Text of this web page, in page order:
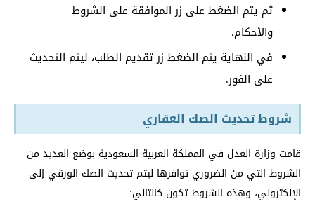
ثم يتم الضغط على زر الموافقة على الشروط
والأحكام.
في النهاية يتم الضغط زر تقديم الطلب، ليتم التحديث
على الفور.
شروط تحديث الصك العقاري
قامت وزارة العدل في المملكة العربية السعودية بوضع العديد من
الشروط التي من الضروري توافرها ليتم تحديث الصك الورقي إلى
الإلكتروني، وهذه الشروط تكون كالتالي: